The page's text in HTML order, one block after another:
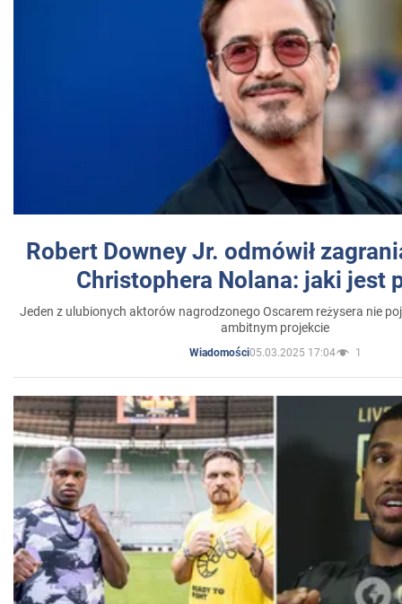
Robert Downey Jr. odmówił
Christophera Nolana: jaki jest
Jeden z ulubionych aktorów nagrodzonego Oscarem reżysera nie
ambitnym projekcie
Wiadomości05.03.2025 17:04 1